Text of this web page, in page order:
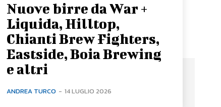
Nuove birre da War +
Liquida, Hilltop,
Chianti Brew Fighters,
Eastside, Boia Brewing
e altri
ANDREA TURCO - 14 LUGLIO 2026